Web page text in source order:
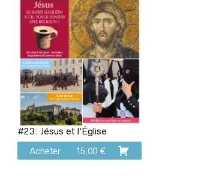
#23: Jésus et l’Église
Acheter 15,00 €